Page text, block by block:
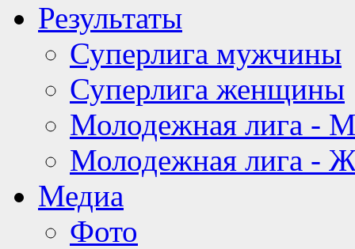
Результаты
Суперлига мужчины
Суперлига женщины
Молодежная лига -
Молодежная лига -
Медиа
Фото